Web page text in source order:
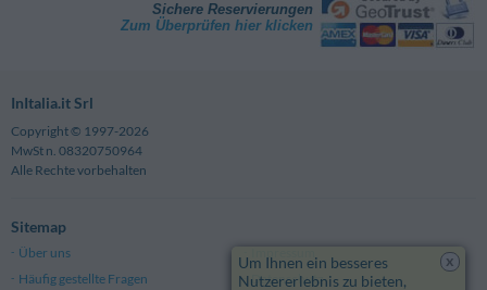
Sichere Reservierungen
Zum Überprüfen hier klicken
InItalia.it Srl
Copyright © 1997-2026
MwSt n. 08320750964
Alle Rechte vorbehalten
Sitemap
Über uns
Häufig gestellte Fragen
Datenschutz
x
Um Ihnen ein besseres
Nutzererlebnis zu bieten,